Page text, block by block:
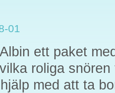
01
ett paket
roliga
med att ta